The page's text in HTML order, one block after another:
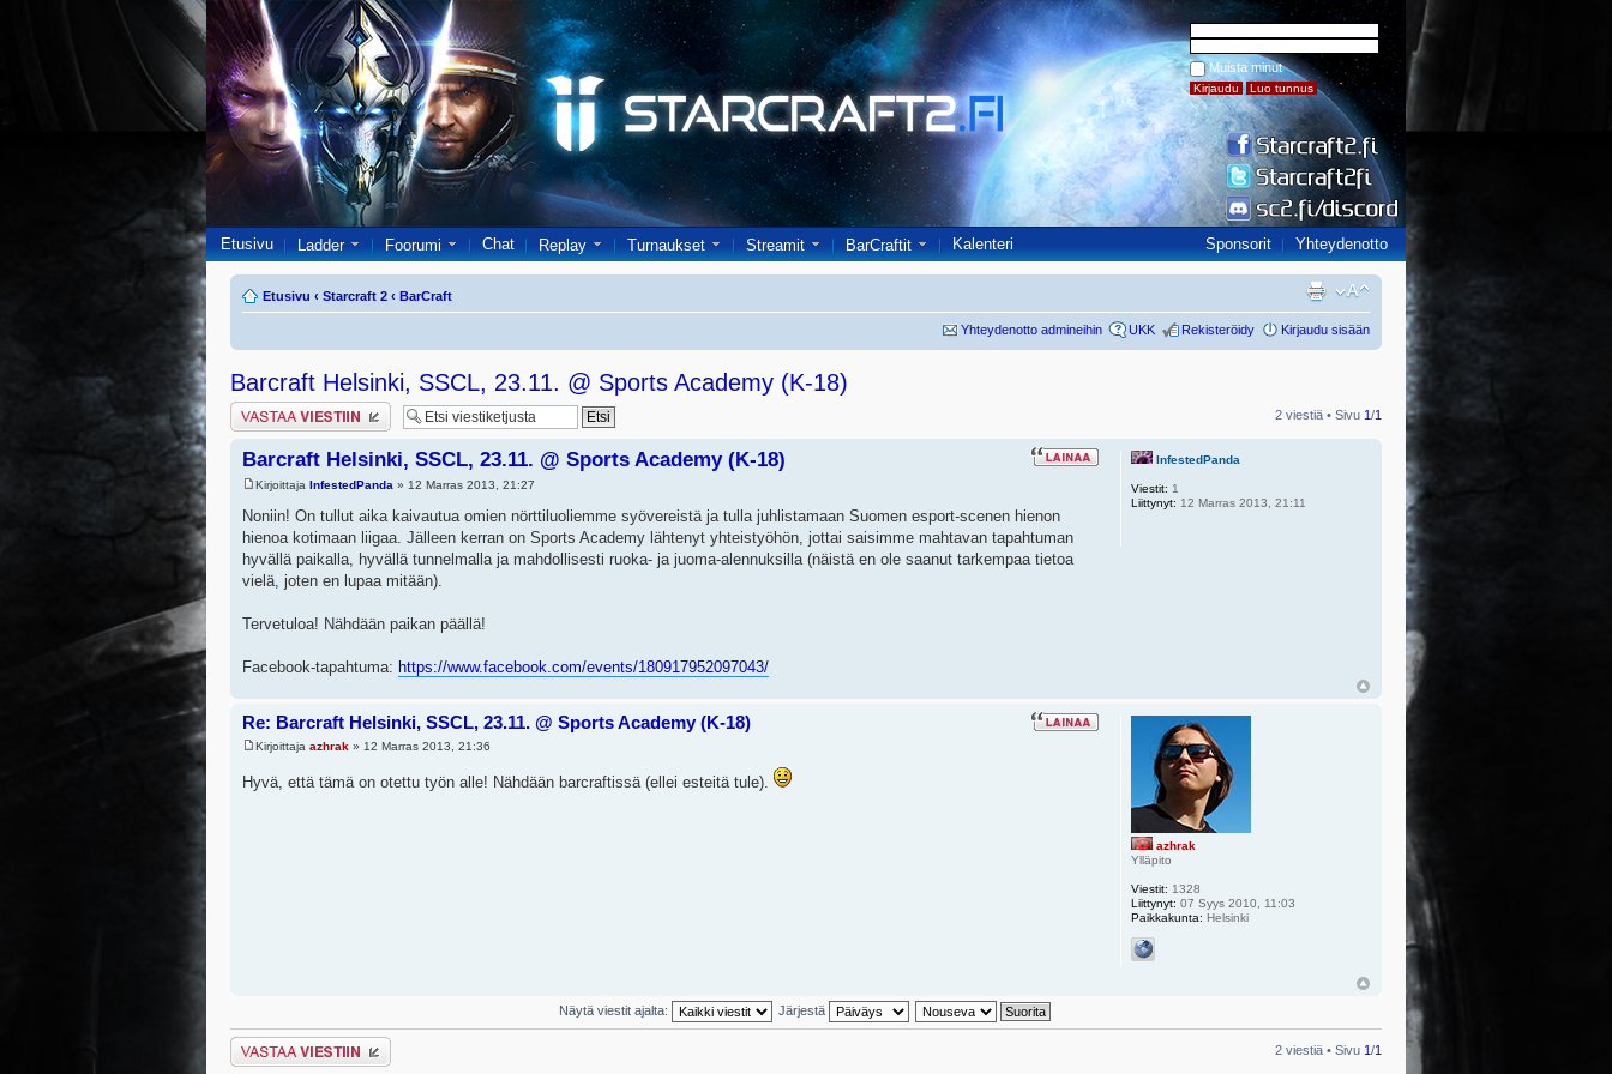
Muista minut
Etusivu Ladder Foorumi Chat Replay Turnaukset Streamit BarCraftit Kalenteri Sponsorit Yhteydenotto
Etusivu ‹ Starcraft 2 ‹ BarCraft
Yhteydenotto admineihin UKK Rekisteröidy Kirjaudu sisään
Barcraft Helsinki, SSCL, 23.11. @ Sports Academy (K-18)
Lähetä vastaus 2 viestiä • Sivu 1/1
Barcraft Helsinki, SSCL, 23.11. @ Sports Academy (K-18)
Kirjoittaja InfestedPanda » 12 Marras 2013, 21:27
Noniin! On tullut aika kaivautua omien nörttiluoliemme syövereistä ja tulla juhlistamaan Suomen esport-scenen hienon
hienoa kotimaan liigaa. Jälleen kerran on Sports Academy lähtenyt yhteistyöhön, jottai saisimme mahtavan tapahtuman
hyvällä paikalla, hyvällä tunnelmalla ja mahdollisesti ruoka- ja juoma-alennuksilla (näistä en ole saanut tarkempaa tietoa
vielä, joten en lupaa mitään).
Tervetuloa! Nähdään paikan päällä!
Facebook-tapahtuma: https://www.facebook.com/events/180917952097043/
InfestedPanda
Viestit: 1
Liittynyt: 12 Marras 2013, 21:11
Re: Barcraft Helsinki, SSCL, 23.11. @ Sports Academy (K-18)
Kirjoittaja azhrak » 12 Marras 2013, 21:36
Hyvä, että tämä on otettu työn alle! Nähdään barcraftissä (ellei esteitä tule).
azhrak
Ylläpito
Viestit: 1328
Liittynyt: 07 Syys 2010, 11:03
Paikkakunta: Helsinki
Näytä viestit ajalta: Järjestä
Lähetä vastaus 2 viestiä • Sivu 1/1